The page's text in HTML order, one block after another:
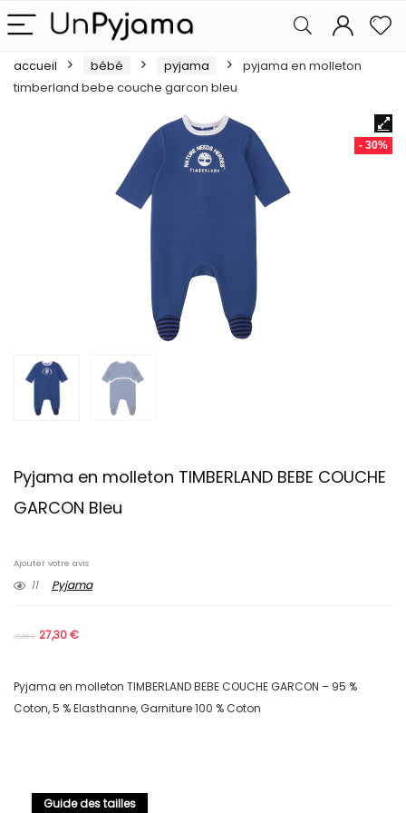
accueil bébé pyjama
pyjama en molleton
timberland bebe couche garcon bleu
- 30%
Pyjama en molleton TIMBERLAND BEBE COUCHE
GARCON Bleu
Ajouter votre avis
11 Pyjama
39,00€ 27,30€
Pyjama en molleton TIMBERLAND BEBE COUCHE GARCON – 95 %
Coton, 5 % Elasthanne, Garniture 100 % Coton
Guide des tailles